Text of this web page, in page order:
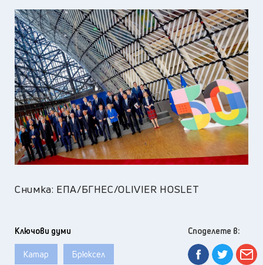
Снимка: ЕПА/БГНЕС/OLIVIER HOSLET
Ключови думи
Катар Брюксел
Споделете в: